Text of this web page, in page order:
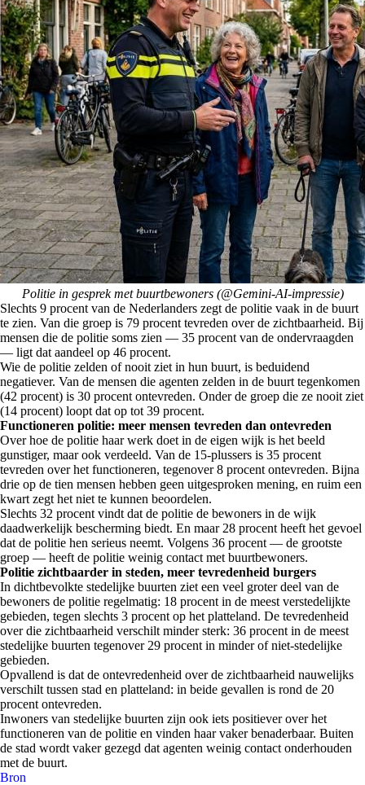
Politie in gesprek met buurtbewoners (@Gemini-AI-impressie)
Slechts 9 procent van de Nederlanders zegt de politie vaak in de buurt
te zien. Van die groep is 79 procent tevreden over de zichtbaarheid. Bij
mensen die de politie soms zien — 35 procent van de ondervraagden
— ligt dat aandeel op 46 procent.
Wie de politie zelden of nooit ziet in hun buurt, is beduidend
negatiever. Van de mensen die agenten zelden in de buurt tegenkomen
(42 procent) is 30 procent ontevreden. Onder de groep die ze nooit ziet
(14 procent) loopt dat op tot 39 procent.
Functioneren politie: meer mensen tevreden dan ontevreden
Over hoe de politie haar werk doet in de eigen wijk is het beeld
gunstiger, maar ook verdeeld. Van de 15-plussers is 35 procent
tevreden over het functioneren, tegenover 8 procent ontevreden. Bijna
drie op de tien mensen hebben geen uitgesproken mening, en ruim een
kwart zegt het niet te kunnen beoordelen.
Slechts 32 procent vindt dat de politie de bewoners in de wijk
daadwerkelijk bescherming biedt. En maar 28 procent heeft het gevoel
dat de politie hen serieus neemt. Volgens 36 procent — de grootste
groep — heeft de politie weinig contact met buurtbewoners.
Politie zichtbaarder in steden, meer tevredenheid burgers
In dichtbevolkte stedelijke buurten ziet een veel groter deel van de
bewoners de politie regelmatig: 18 procent in de meest verstedelijkte
gebieden, tegen slechts 3 procent op het platteland. De tevredenheid
over die zichtbaarheid verschilt minder sterk: 36 procent in de meest
stedelijke buurten tegenover 29 procent in minder of niet-stedelijke
gebieden.
Opvallend is dat de ontevredenheid over de zichtbaarheid nauwelijks
verschilt tussen stad en platteland: in beide gevallen is rond de 20
procent ontevreden.
Inwoners van stedelijke buurten zijn ook iets positiever over het
functioneren van de politie en vinden haar vaker benaderbaar. Buiten
de stad wordt vaker gezegd dat agenten weinig contact onderhouden
met de buurt.
Bron